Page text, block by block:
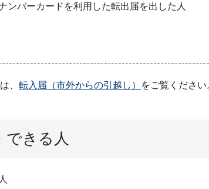
ンバーカードを利用した転出届を出した人
、 転入届（市外からの引越し） をご覧ください
できる人